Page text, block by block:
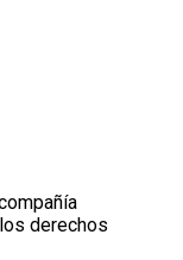
derechos